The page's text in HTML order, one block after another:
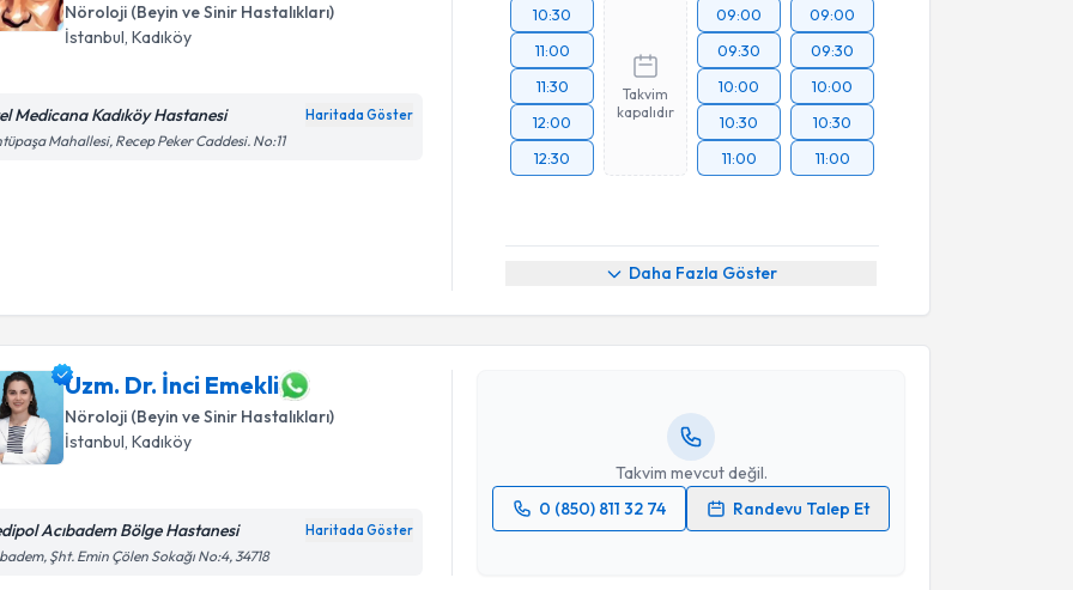
Nöroloji (Beyin ve Sinir Hastalıkları)
İstanbul, Kadıköy
Medicana Kadıköy Hastanesi Haritada Göster
Mahallesi, Recep Peker Caddesi. No:11
10:30
11:00
11:30
12:00
12:30
Takvim
kapalıdır
09:00
09:30
10:00
10:30
11:00
09:00
09:30
10:00
10:30
11:00
Daha Fazla Göster
Uzm. Dr. İnci Emekli
Nöroloji (Beyin ve Sinir Hastalıkları)
İstanbul , Kadıköy
Acıbadem Bölge Hastanesi Haritada Göster
Şht. Emin Çölen Sokağı No:4, 34718
Takvim mevcut değil.
0 (850) 811 32 74
Randevu Talep Et
Randevu Takvimi Talebi